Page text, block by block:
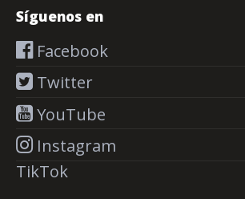
Síguenos en
Facebook
Twitter
YouTube
Instagram
TikTok